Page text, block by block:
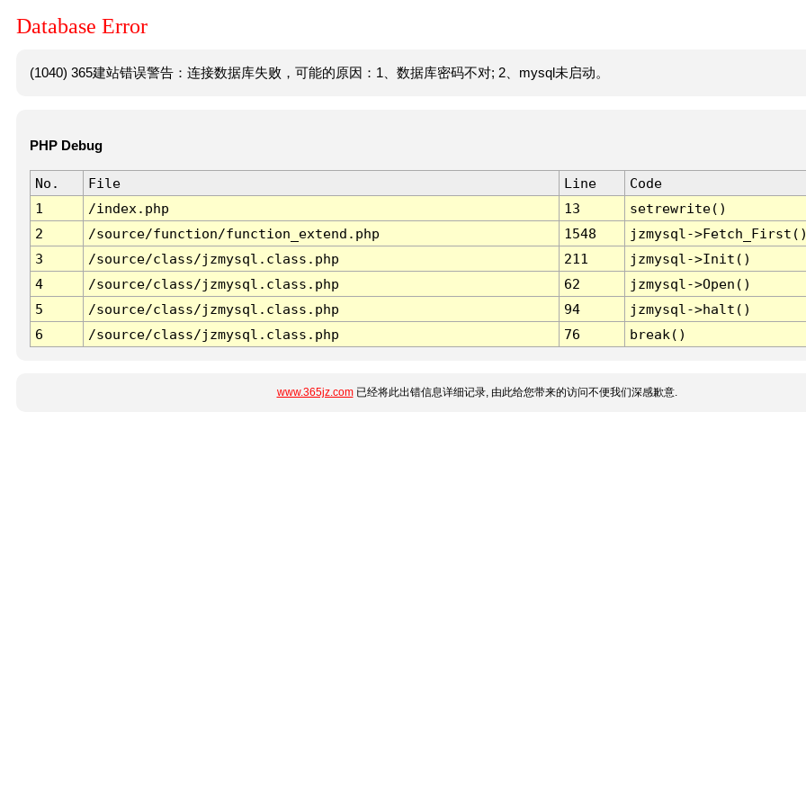
Database Error
(1040) 365建站错误警告：连接数据库失败，可能的原因：1、数据库密码不对; 2、mysql未启动。
PHP Debug
No. File Line
Code
1
/index.php 13
setrewrite()
2
/source/function/function_extend.php 1548
jzmysql-
3
/source/class/jzmysql.class.php 211
jzmysql->Init()
4
/source/class/jzmysql.class.php 62
jzmysql->Open()
5
/source/class/jzmysql.class.php 94
jzmysql->halt()
6
/source/class/jzmysql.class.php 76 break()
www.365jz.com已经将此出错信息详细记录, 由此给您带来的访问不便我们深感歉意.